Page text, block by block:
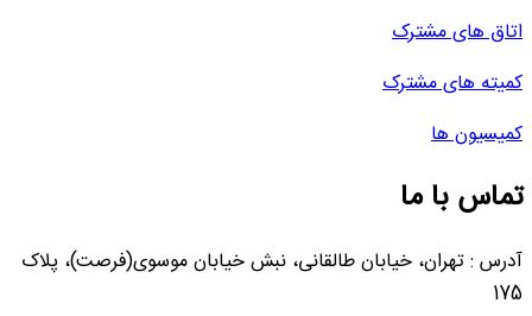
اتاق های مشترک
کمیته های مشترک
کمیسیون ها
تماس با ما
آدرس : تهران، خیابان طالقانی، نبش خیابان موسوی(فرصت)، پلاک
175